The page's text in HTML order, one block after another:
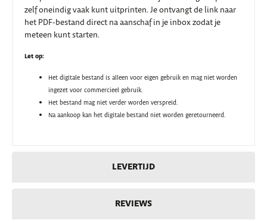
LEVERTIJD
REVIEWS
zelf oneindig vaak kunt uitprinten. Je ontvangt de link naar
het PDF-bestand direct na aanschaf in je inbox zodat je
meteen kunt starten.
Let op:
Het digitale bestand is alleen voor eigen gebruik en mag niet worden
ingezet voor commercieel gebruik.
Het bestand mag niet verder worden verspreid.
Na aankoop kan het digitale bestand niet worden geretourneerd.